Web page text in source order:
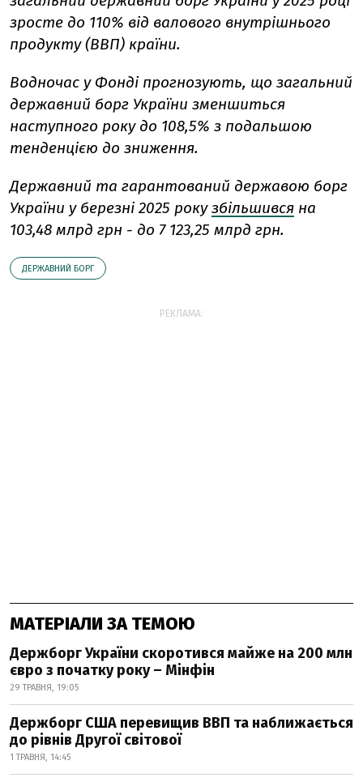
зросте до 110% від валового внутрішнього
продукту (ВВП) країни.
Водночас у Фонді прогнозують, що загальний
державний борг України зменшиться
наступного року до 108,5% з подальшою
тенденцією до зниження.
Державний та гарантований державою борг
України у березні 2025 рокузбільшився на
103,48 млрд грн - до 7 123,25 млрд грн.
ДЕРЖАВНИЙ БОРГ
РЕКЛАМА:
МАТЕРІАЛИ ЗА ТЕМОЮ
Держборг України скоротився майже на 200 млн
євро з початку року – Мінфін
29 ТРАВНЯ, 19:05
Держборг США перевищив ВВП та наближається
до рівнів Другої світової
1 ТРАВНЯ, 14:45